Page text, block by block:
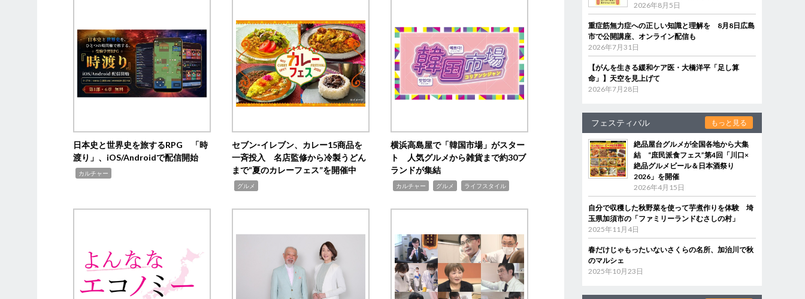
日本史と世界史を旅するRPG 「時
渡り」、iOS/Androidで配信開始
カルチャー
セブン‐イレブン、カレー15商品を
一斉投入 名店監修から冷製うどん
まで“夏のカレーフェス”を開催中
グルメ
横浜高島屋で「韓国市場」がスター
ト 人気グルメから雑貨まで約30ブ
ランドが集結
カルチャー グルメ ライフスタイル
2026年8月5日
重症筋無力症への正しい知識と理解を 8月8日広島
市で公開講座、オンライン配信も
2026年7月31日
【がんを生きる緩和ケア医・大橋洋平「足し算
命」】天空を見上げて
2026年7月28日
フェスティバル もっと見る
絶品屋台グルメが全国各地から大集
結 “庶民派食フェス”第4回「川口×
絶品グルメビール＆日本酒祭り
2026」を開催
2026年4月15日
自分で収穫した秋野菜を使って芋煮作りを体験 埼
玉県加須市の「ファミリーランドむさしの村」
2025年11月4日
春だけじゃもったいないさくらの名所、加治川で秋
のマルシェ
2025年10月23日